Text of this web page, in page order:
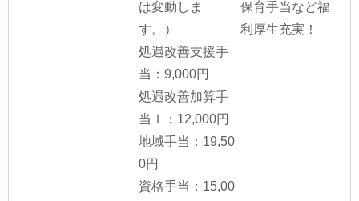
は変動しま
す。）
処遇改善支援手
当：9,000円
処遇改善加算手
当Ⅰ：12,000円
地域手当：19,50
0円
資格手当：15,00
保育手当など福
利厚生充実！